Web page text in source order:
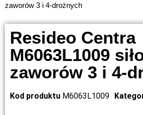
zaworów 3 i 4-drożnych
Resideo Centra
M6063L1009
zaworów 3 i 4-
Kod produktu M6063L1009